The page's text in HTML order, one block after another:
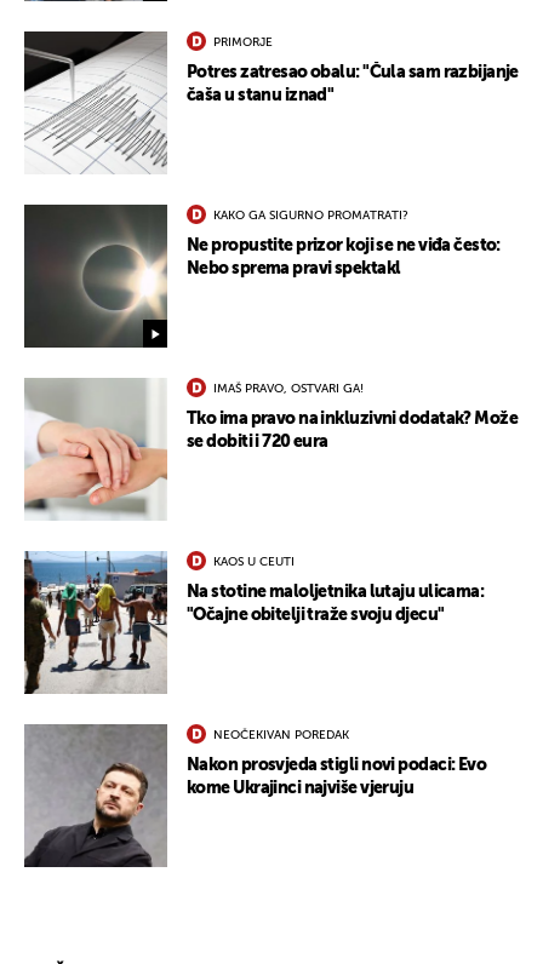
PRIMORJE
Potres zatresao obalu: "Čula sam razbijanje
čaša u stanu iznad"
KAKO GA SIGURNO PROMATRATI?
Ne propustite prizor koji se ne viđa često:
Nebo sprema pravi spektakl
IMAŠ PRAVO, OSTVARI GA!
Tko ima pravo na inkluzivni dodatak? Može
se dobiti i 720 eura
KAOS U CEUTI
Na stotine maloljetnika lutaju ulicama:
"Očajne obitelji traže svoju djecu"
NEOČEKIVAN POREDAK
Nakon prosvjeda stigli novi podaci: Evo
kome Ukrajinci najviše vjeruju